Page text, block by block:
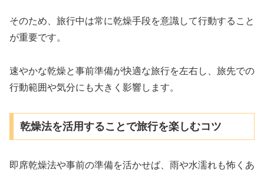
そのため、旅行中は常に乾燥手段を意識して行動すること
が重要です。
速やかな乾燥と事前準備が快適な旅行を左右し、旅先での
行動範囲や気分にも大きく影響します。
乾燥法を活用することで旅行を楽しむコツ
即席乾燥法や事前の準備を活かせば、雨や水濡れも怖くあ